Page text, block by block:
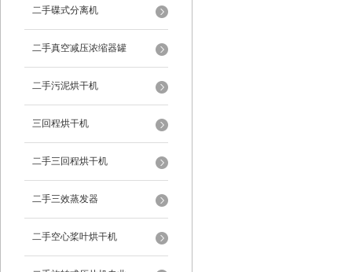
二手碟式分离机
二手真空减压浓缩器罐
二手污泥烘干机
三回程烘干机
二手三回程烘干机
二手三效蒸发器
二手空心桨叶烘干机